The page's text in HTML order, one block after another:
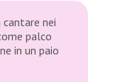
nei
palco
in un paio